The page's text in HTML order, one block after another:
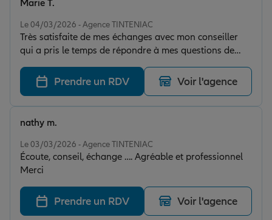
Le 04/03/2026 - Agence TINTENIAC
Très satisfaite de mes échanges avec mon conseiller
qui a pris le temps de répondre à mes questions de
façon claire et précise. J'ai aussi apprécié la
bienveillance et le respect, qualités précieuses. Je
recommande cette agence.
Marie T.
Prendre un RDV Voir l'agence
Le 03/03/2026 - Agence TINTENIAC
Écoute, conseil, échange …. Agréable et professionnel
Merci
nathy m.
Prendre un RDV Voir l'agence